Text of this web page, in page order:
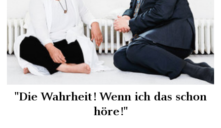
"Die Wahrheit! Wenn ich das schon
höre!"